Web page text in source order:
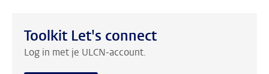
Toolkit Let's connect
Log in met je ULCN-account.